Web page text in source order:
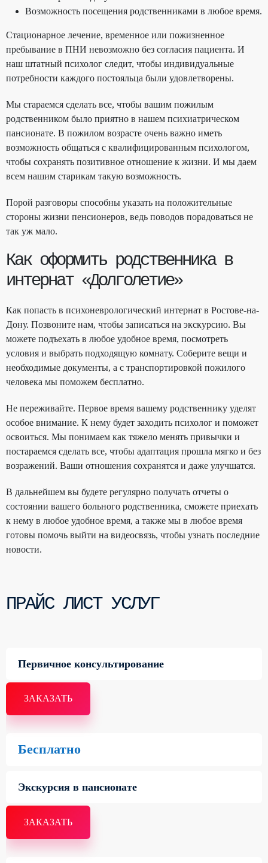
Возможность посещения родственниками в любое время.
Стационарное лечение, временное или пожизненное
пребывание в ПНИ невозможно без согласия пациента. И
наш штатный психолог следит, чтобы индивидуальные
потребности каждого постояльца были удовлетворены.
Мы стараемся сделать все, чтобы вашим пожилым
родственником было приятно в нашем психиатрическом
пансионате. В пожилом возрасте очень важно иметь
возможность общаться с квалифицированным психологом,
чтобы сохранять позитивное отношение к жизни. И мы даем
всем нашим старикам такую возможность.
Порой разговоры способны указать на положительные
стороны жизни пенсионеров, ведь поводов порадоваться не
так уж мало.
Как оформить родственника в
интернат «Долголетие»
Как попасть в психоневрологический интернат в Ростове-на-
Дону. Позвоните нам, чтобы записаться на экскурсию. Вы
можете подъехать в любое удобное время, посмотреть
условия и выбрать подходящую комнату. Соберите вещи и
необходимые документы, а с транспортировкой пожилого
человека мы поможем бесплатно.
Не переживайте. Первое время вашему родственнику уделят
особое внимание. К нему будет заходить психолог и поможет
освоиться. Мы понимаем как тяжело менять привычки и
постараемся сделать все, чтобы адаптация прошла мягко и без
возражений. Ваши отношения сохранятся и даже улучшатся.
В дальнейшем вы будете регулярно получать отчеты о
состоянии вашего больного родственника, сможете приехать
к нему в любое удобное время, а также мы в любое время
готовы помочь выйти на видеосвязь, чтобы узнать последние
новости.
ПРАЙС ЛИСТ УСЛУГ
Первичное консультирование
ЗАКАЗАТЬ
Бесплатно
Экскурсия в пансионате
ЗАКАЗАТЬ